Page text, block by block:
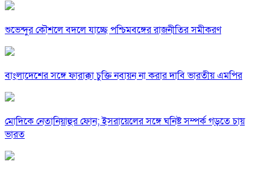
শুভেন্দুর কৌশলে বদলে যাচ্ছে পশ্চিমবঙ্গের রাজনীতির সমীকরণ
বাংলাদেশের সঙ্গে ফারাক্কা চুক্তি নবায়ন না করার দাবি ভারতীয় এমপির
মোদিকে নেতানিয়াহুর ফোন; ইসরায়েলের সঙ্গে ঘনিষ্ট সম্পর্ক গড়তে চায়
ভারত